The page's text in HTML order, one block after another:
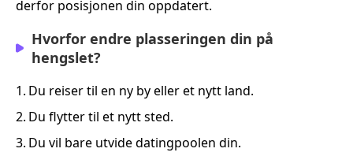
derfor posisjonen din oppdatert.
Hvorfor endre plasseringen din på
hengslet?
1. Du reiser til en ny by eller et nytt land.
2. Du flytter til et nytt sted.
3. Du vil bare utvide datingpoolen din.